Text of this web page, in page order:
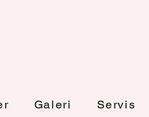
Galeri Servis